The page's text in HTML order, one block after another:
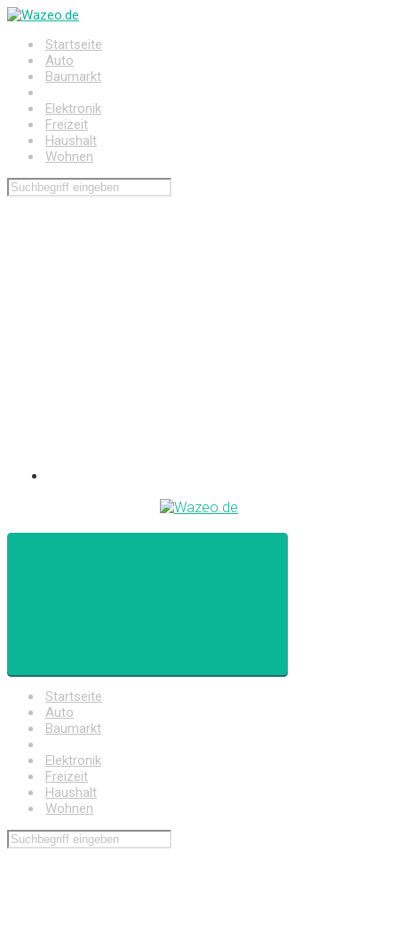
Zum
springenStartseite
Auto
Baumarkt
Elektronik
Freizeit
Haushalt
Wohnen
Startseite
Auto
Baumarkt
Elektronik
Freizeit
Haushalt
Wohnen